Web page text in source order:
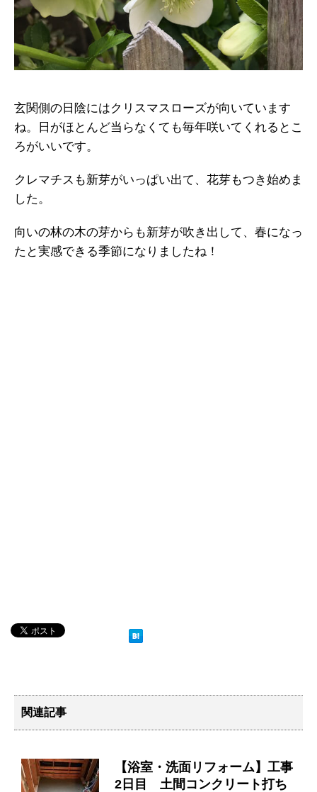
玄関側の日陰にはクリスマスローズが向いています
ね。日がほとんど当らなくても毎年咲いてくれるとこ
ろがいいです。
クレマチスも新芽がいっぱい出て、花芽もつき始めま
した。
向いの林の木の芽からも新芽が吹き出して、春になっ
たと実感できる季節になりましたね！
関連記事
【浴室・洗面リフォーム】工事
2日目 土間コンクリート打ち